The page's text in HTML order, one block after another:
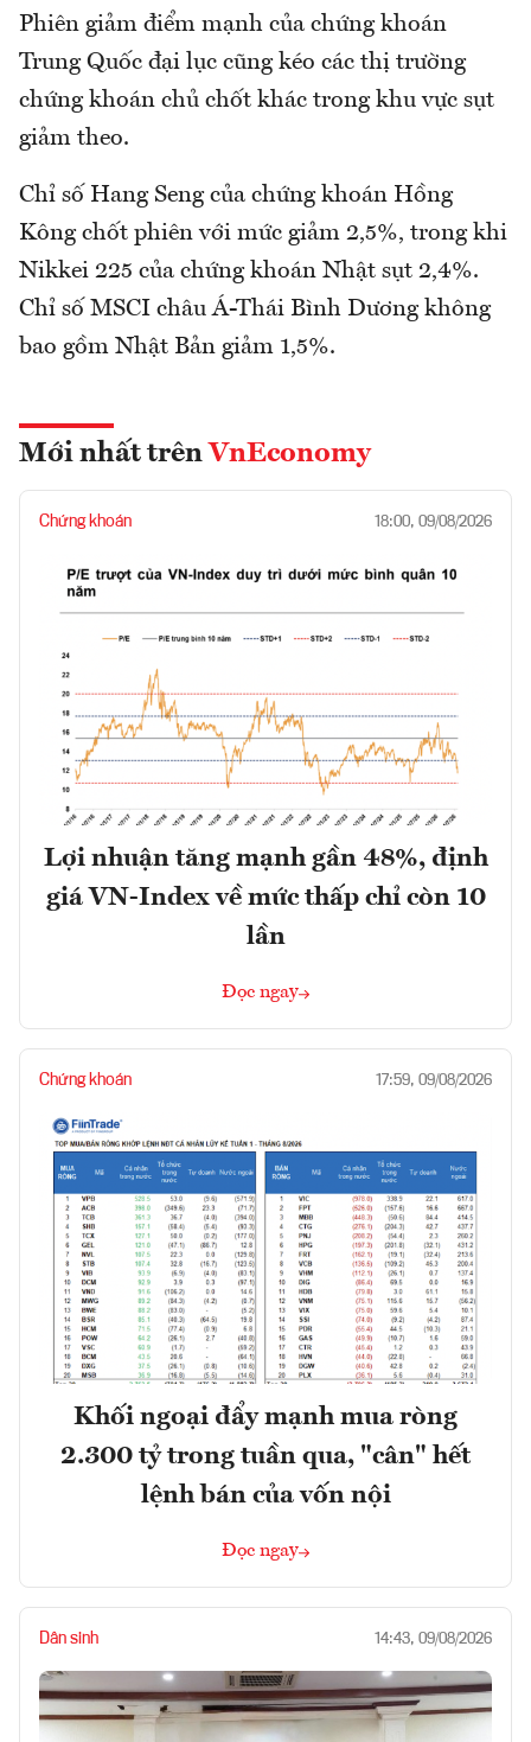
Phiên giảm điểm mạnh của chứng khoán
Trung Quốc đại lục cũng kéo các thị trường
chứng khoán chủ chốt khác trong khu vực sụt
giảm theo.
Chỉ số Hang Seng của chứng khoán Hồng
Kông chốt phiên với mức giảm 2,5%, trong khi
Nikkei 225 của chứng khoán Nhật sụt 2,4%.
Chỉ số MSCI châu Á-Thái Bình Dương không
bao gồm Nhật Bản giảm 1,5%.
Mới nhất trên VnEconomy
Chứng khoán 18:00, 09/08/2026
Lợi nhuận tăng mạnh gần 48%, định
giá VN-Index về mức thấp chỉ còn 10
lần
Đọc ngay
Chứng khoán 17:59, 09/08/2026
Khối ngoại đẩy mạnh mua ròng
2.300 tỷ trong tuần qua, "cân" hết
lệnh bán của vốn nội
Đọc ngay
Dân sinh 14:43, 09/08/2026